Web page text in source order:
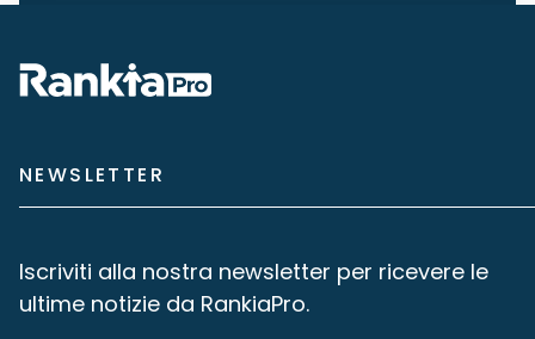
NEWSLETTER
Iscriviti alla nostra newsletter per ricevere le
ultime notizie da RankiaPro.